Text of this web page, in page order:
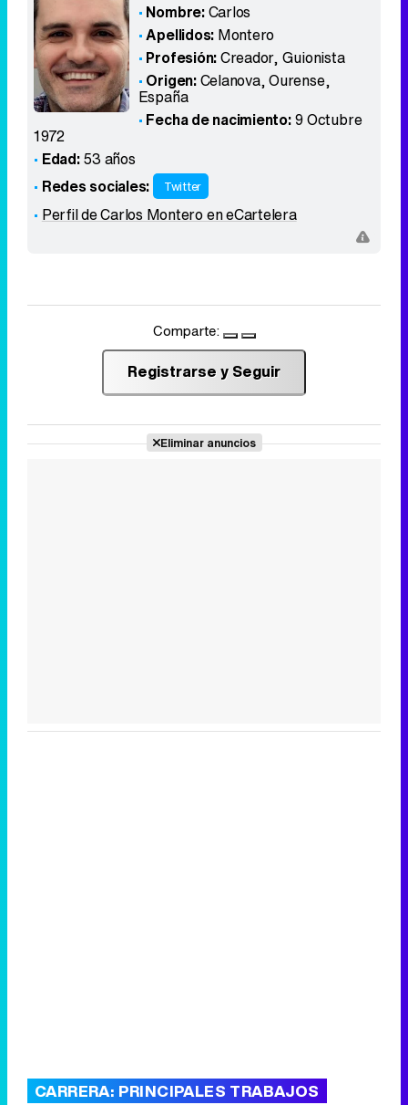
Nombre:Carlos
Apellidos: Montero
Profesión:Creador, Guionista
Origen:Celanova, Ourense,
España
Fecha de nacimiento:9 Octubre
1972
Edad:53 años
Redes sociales:
Twitter
Perfil de Carlos Montero en eCartelera
Comparte:
Registrarse y Seguir
Eliminar anuncios
CARRERA: PRINCIPALES TRABAJOS